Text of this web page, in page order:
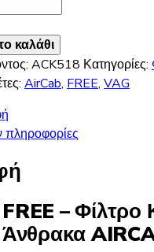
καλάθι
ACK518 Κατηγορίες:
AirCab, FREE, VAG
πληροφορίες
– Φίλτρο